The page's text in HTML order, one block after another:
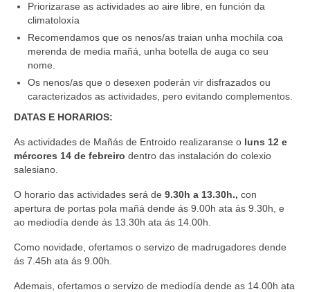
Priorizarase as actividades ao aire libre, en función da
climatoloxía
Recomendamos que os nenos/as traian unha mochila coa
merenda de media mañá, unha botella de auga co seu
nome.
Os nenos/as que o desexen poderán vir disfrazados ou
caracterizados as actividades, pero evitando complementos.
DATAS E HORARIOS:
As actividades de Mañás de Entroido realizaranse o luns 12 e
mércores 14 de febreiro dentro das instalación do colexio
salesiano.
O horario das actividades será de 9.30h a 13.30h., con
apertura de portas pola mañá dende ás 9.00h ata ás 9.30h, e
ao mediodía dende ás 13.30h ata ás 14.00h.
Como novidade, ofertamos o servizo de madrugadores dende
ás 7.45h ata ás 9.00h.
Ademais, ofertamos o servizo de mediodía dende as 14.00h ata